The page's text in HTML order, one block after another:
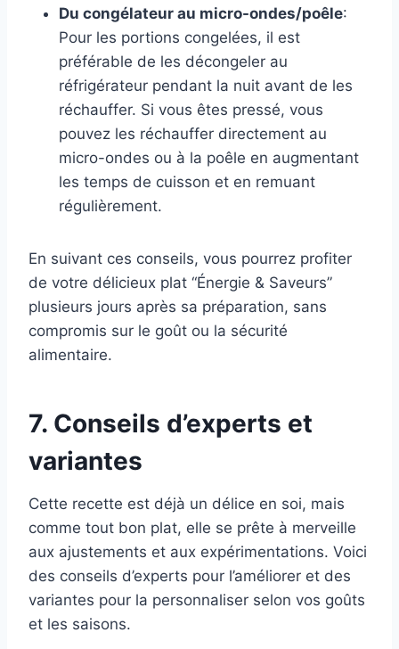
Du congélateur au micro-ondes/poêle:
Pour les portions congelées, il est
préférable de les décongeler au
réfrigérateur pendant la nuit avant de les
réchauffer. Si vous êtes pressé, vous
pouvez les réchauffer directement au
micro-ondes ou à la poêle en augmentant
les temps de cuisson et en remuant
régulièrement.
En suivant ces conseils, vous pourrez profiter
de votre délicieux plat “Énergie & Saveurs”
plusieurs jours après sa préparation, sans
compromis sur le goût ou la sécurité
alimentaire.
7. Conseils d’experts et
variantes
Cette recette est déjà un délice en soi, mais
comme tout bon plat, elle se prête à merveille
aux ajustements et aux expérimentations. Voici
des conseils d’experts pour l’améliorer et des
variantes pour la personnaliser selon vos goûts
et les saisons.